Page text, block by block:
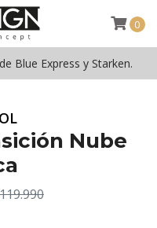
Blue Express y Starken.
0
Nube